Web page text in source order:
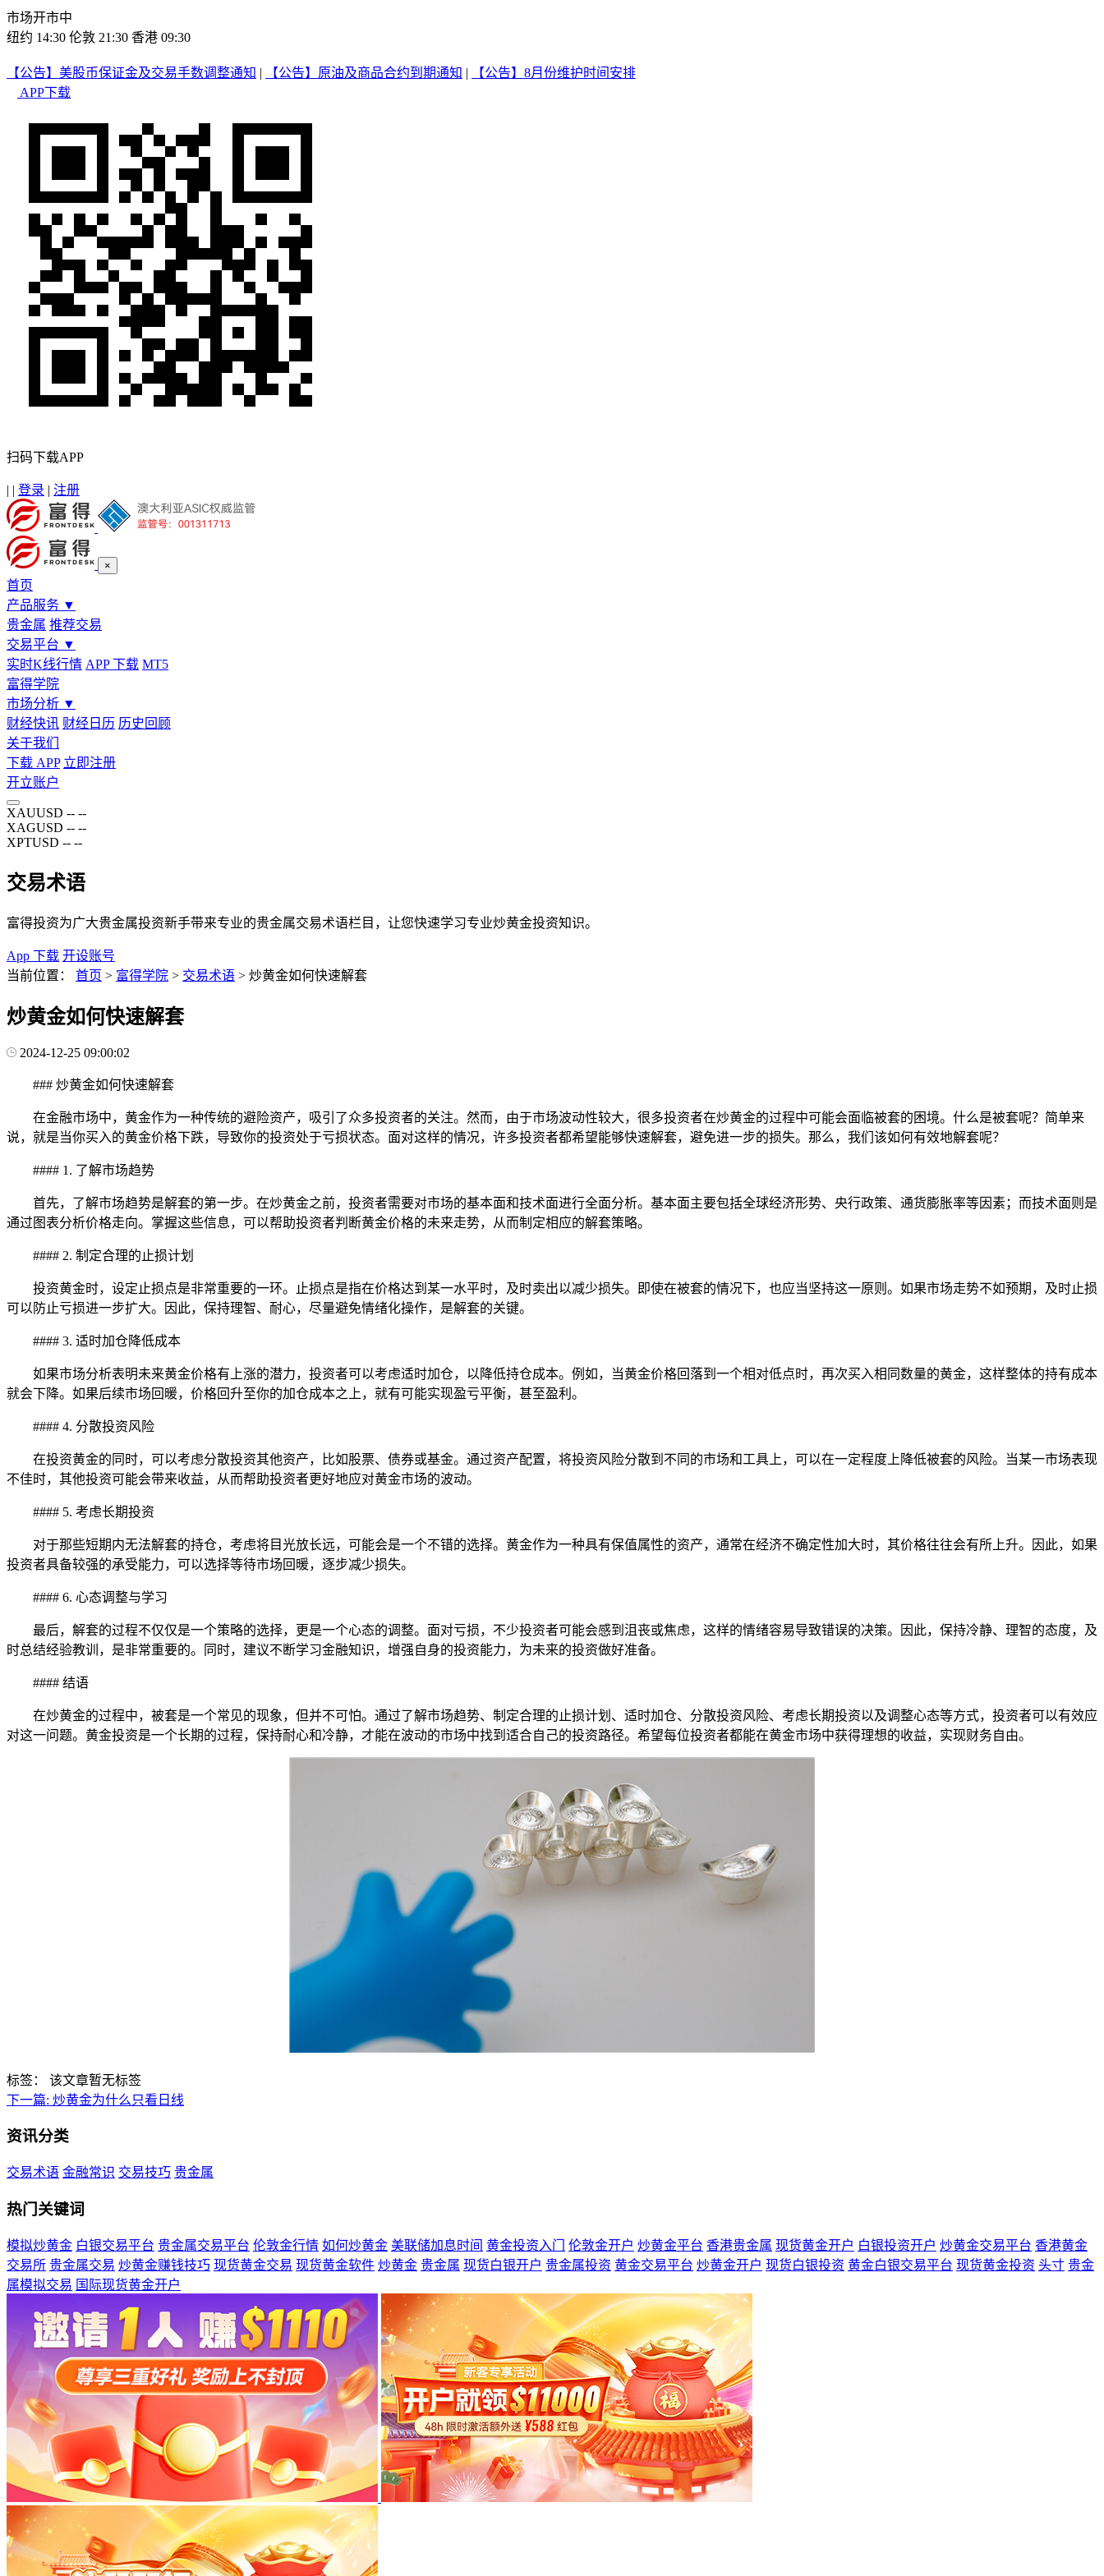
市场开市中
纽约 14:30 伦敦 21:30 香港 09:30
【公告】美股币保证金及交易手数调整通知 | 【公告】原油及商品合约到期通知 |
【公告】8月份维护时间安排
APP下载
扫码下载APP
| | 登录 | 注册
×
首页
产品服务 ▼
贵金属 推荐交易
交易平台 ▼
实时K线行情 APP 下载 MT5
富得学院
市场分析 ▼
财经快讯 财经日历 历史回顾
关于我们
下载 APP 立即注册
开立账户
XAUUSD -- --
XAGUSD -- --
XPTUSD -- --
交易术语
富得投资为广大贵金属投资新手带来专业的贵金属交易术语栏目，让您快速学习专业炒黄金投资知识。
App 下载 开设账号
当前位置：
首页 > 富得学院 > 交易术语 > 炒黄金如何快速解套
炒黄金如何快速解套
2024-12-25 09:00:02
### 炒黄金如何快速解套
在金融市场中，黄金作为一种传统的避险资产，吸引了众多投资者的关注。然而，由于市场波动性较大，很多投资者在炒黄金的过程中可能会面临被套的困境。什么是被套呢？简单来
说，就是当你买入的黄金价格下跌，导致你的投资处于亏损状态。面对这样的情况，许多投资者都希望能够快速解套，避免进一步的损失。那么，我们该如何有效地解套呢？
#### 1. 了解市场趋势
首先，了解市场趋势是解套的第一步。在炒黄金之前，投资者需要对市场的基本面和技术面进行全面分析。基本面主要包括全球经济形势、央行政策、通货膨胀率等因素；而技术面则是
通过图表分析价格走向。掌握这些信息，可以帮助投资者判断黄金价格的未来走势，从而制定相应的解套策略。
#### 2. 制定合理的止损计划
投资黄金时，设定止损点是非常重要的一环。止损点是指在价格达到某一水平时，及时卖出以减少损失。即使在被套的情况下，也应当坚持这一原则。如果市场走势不如预期，及时止损
可以防止亏损进一步扩大。因此，保持理智、耐心，尽量避免情绪化操作，是解套的关键。
#### 3. 适时加仓降低成本
如果市场分析表明未来黄金价格有上涨的潜力，投资者可以考虑适时加仓，以降低持仓成本。例如，当黄金价格回落到一个相对低点时，再次买入相同数量的黄金，这样整体的持有成本
就会下降。如果后续市场回暖，价格回升至你的加仓成本之上，就有可能实现盈亏平衡，甚至盈利。
#### 4. 分散投资风险
在投资黄金的同时，可以考虑分散投资其他资产，比如股票、债券或基金。通过资产配置，将投资风险分散到不同的市场和工具上，可以在一定程度上降低被套的风险。当某一市场表现
不佳时，其他投资可能会带来收益，从而帮助投资者更好地应对黄金市场的波动。
#### 5. 考虑长期投资
对于那些短期内无法解套的持仓，考虑将目光放长远，可能会是一个不错的选择。黄金作为一种具有保值属性的资产，通常在经济不确定性加大时，其价格往往会有所上升。因此，如果
投资者具备较强的承受能力，可以选择等待市场回暖，逐步减少损失。
#### 6. 心态调整与学习
最后，解套的过程不仅仅是一个策略的选择，更是一个心态的调整。面对亏损，不少投资者可能会感到沮丧或焦虑，这样的情绪容易导致错误的决策。因此，保持冷静、理智的态度，及
时总结经验教训，是非常重要的。同时，建议不断学习金融知识，增强自身的投资能力，为未来的投资做好准备。
#### 结语
在炒黄金的过程中，被套是一个常见的现象，但并不可怕。通过了解市场趋势、制定合理的止损计划、适时加仓、分散投资风险、考虑长期投资以及调整心态等方式，投资者可以有效应
对这一问题。黄金投资是一个长期的过程，保持耐心和冷静，才能在波动的市场中找到适合自己的投资路径。希望每位投资者都能在黄金市场中获得理想的收益，实现财务自由。
标签：
该文章暂无标签
下一篇: 炒黄金为什么只看日线
资讯分类
交易术语 金融常识 交易技巧 贵金属
热门关键词
模拟炒黄金 白银交易平台 贵金属交易平台 伦敦金行情 如何炒黄金 美联储加息时间 黄金投资入门 伦敦金开户 炒黄金平台 香港贵金属 现货黄金开户 白银投资开户 炒黄金交易平台 香港黄金
交易所 贵金属交易 炒黄金赚钱技巧 现货黄金交易 现货黄金软件 炒黄金 贵金属 现货白银开户 贵金属投资 黄金交易平台 炒黄金开户 现货白银投资 黄金白银交易平台 现货黄金投资 头寸 贵金
属模拟交易 国际现货黄金开户